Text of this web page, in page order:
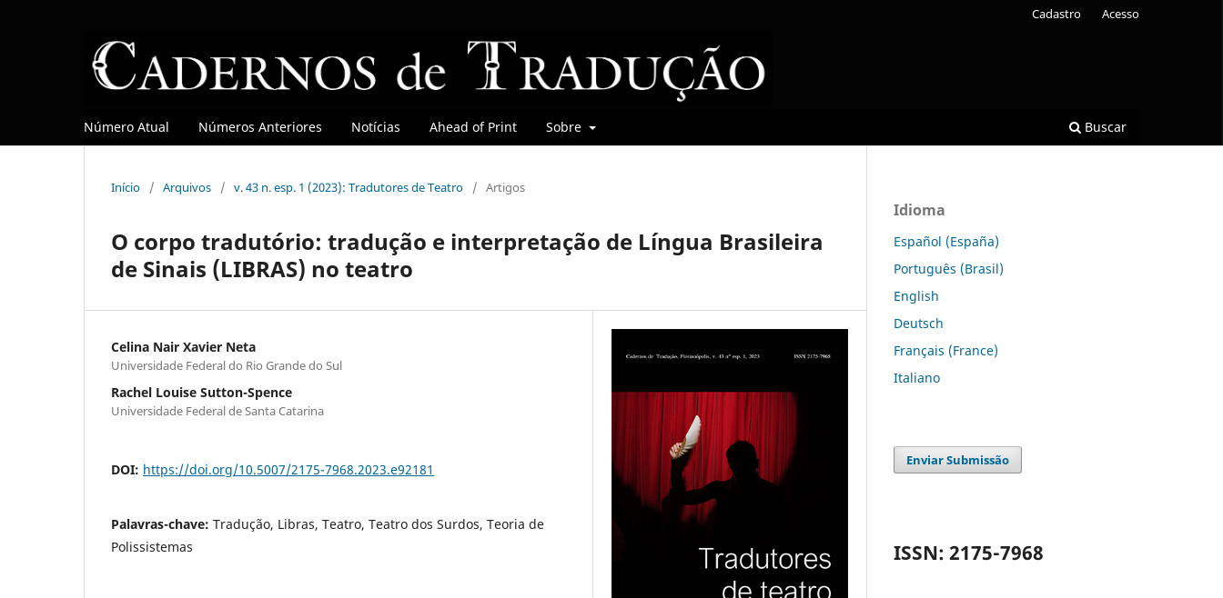
Número Atual Números Anteriores Notícias Ahead of Print Sobre Buscar
Cadastro Acesso
Início / Arquivos / v. 43 n. esp. 1 (2023): Tradutores de Teatro / Artigos
O corpo tradutório: tradução e interpretação de Língua Brasileira
de Sinais (LIBRAS) no teatro
Celina Nair Xavier Neta
Universidade Federal do Rio Grande do Sul
Rachel Louise Sutton-Spence
Universidade Federal de Santa Catarina
DOI: https://doi.org/10.5007/2175-7968.2023.e92181
Palavras-chave: Tradução, Libras, Teatro, Teatro dos Surdos, Teoria de
Polissistemas
Idioma
Español (España)
Português (Brasil)
English
Deutsch
Français (France)
Italiano
Enviar Submissão
ISSN: 2175-7968